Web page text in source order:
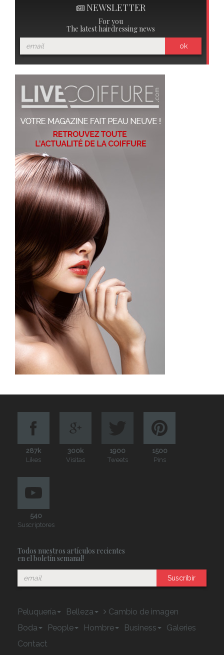
NEWSLETTER
For you
The latest hairdressing news
ok
287k
Likes
300k
Visitas
1900
Tweets
1500
Pins
540
Suscriptores
Todos nuestros artículos recientes
en el boletín semanal!
Suscribir
Peluquería Belleza
Cambio de imagen
Boda
People Hombre Business
Galeries
Contact